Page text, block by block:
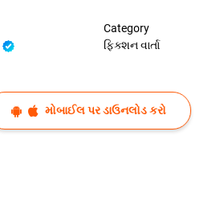
Category
ફિક્શન વાર્તા
મોબાઈલ પર ડાઉનલોડ કરો